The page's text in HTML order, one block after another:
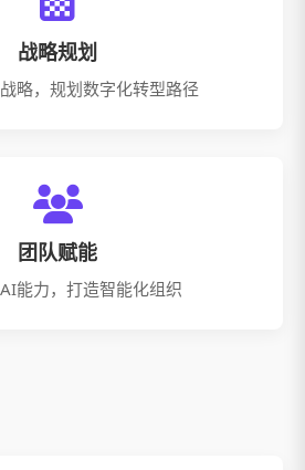
战略规划
略，规划数字化转型路径
团队赋能
能力，打造智能化组织